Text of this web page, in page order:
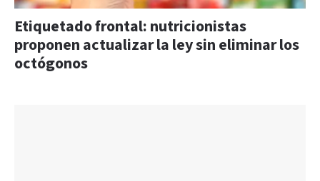
Etiquetado frontal: nutricionistas
proponen actualizar la ley sin eliminar los
octógonos